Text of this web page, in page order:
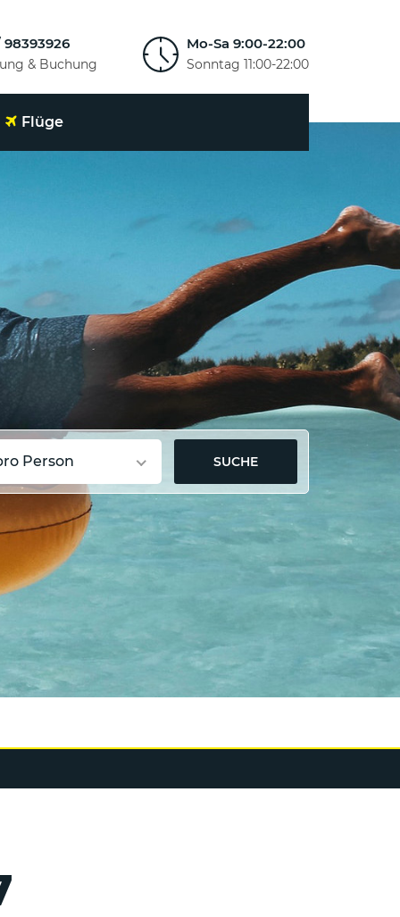
98393926
& Buchung
Mo-Sa 9:00-22:00
Sonntag 11:00-22:00
Flüge
Person SUCHE